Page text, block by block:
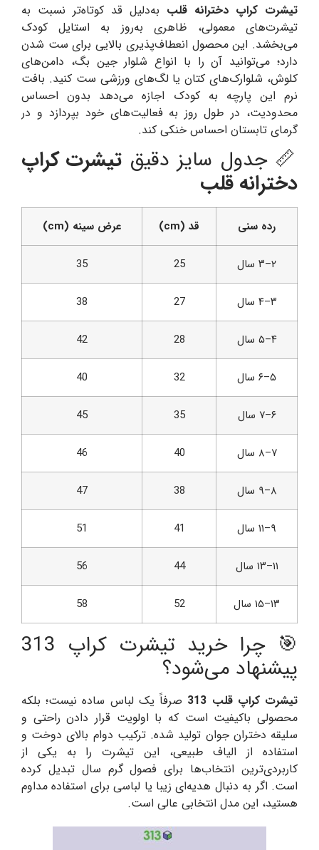
تیشرت کراپ دخترانه قلب به‌دلیل قد کوتاه‌تر نسبت به
تیشرت‌های معمولی، ظاهری به‌روز به استایل کودک
می‌بخشد. این محصول انعطاف‌پذیری بالایی برای ست شدن
دارد؛ می‌توانید آن را با انواع شلوار جین بگ، دامن‌های
کلوش، شلوارک‌های کتان یا لگ‌های ورزشی ست کنید. بافت
نرم این پارچه به کودک اجازه می‌دهد بدون احساس
محدودیت، در طول روز به فعالیت‌های خود بپردازد و در
گرمای تابستان احساس خنکی کند.
📏 جدول سایز دقیق تیشرت کراپ
دخترانه قلب
رده سنی قد (cm) عرض سینه (cm)
۲–۳ سال 25
35
۳–۴ سال 27
38
۴–۵ سال 28
42
۵–۶ سال 32
40
۶–۷ سال 35
45
۷–۸ سال 40
46
۸–۹ سال 38
47
۹–۱۱ سال 41
51
۱۱–۱۳ سال 44
56
۱۳–۱۵ سال 52
58
🎯 چرا خرید تیشرت کراپ 313
پیشنهاد می‌شود؟
تیشرت کراپ قلب 313
صرفاً یک لباس ساده نیست؛ بلکه
محصولی باکیفیت است که با اولویت قرار دادن راحتی و
سلیقه دختران جوان تولید شده. ترکیب دوام بالای دوخت و
استفاده از الیاف طبیعی، این تیشرت را به یکی از
کاربردی‌ترین انتخاب‌ها برای فصول گرم سال تبدیل کرده
است. اگر به دنبال هدیه‌ای زیبا یا لباسی برای استفاده مداوم
هستید، این مدل انتخابی عالی است.